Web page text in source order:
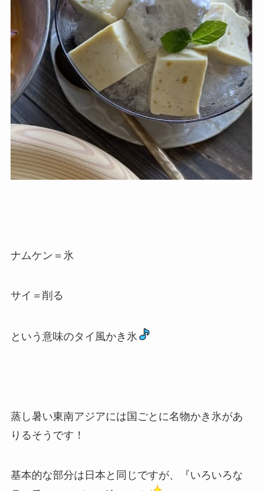
ナムケン＝氷
サイ＝削る
という意味のタイ風かき氷
蒸し暑い東南アジアには国ごとに名物かき氷があ
りるそうです！
基本的な部分は日本と同じですが、『いろいろな